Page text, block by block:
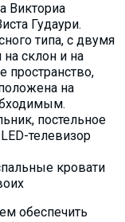
Викториа
Гудаури.
типа, с двумя
склон и на
пространство,
на
постельное
телевизор
кровати
обеспечить